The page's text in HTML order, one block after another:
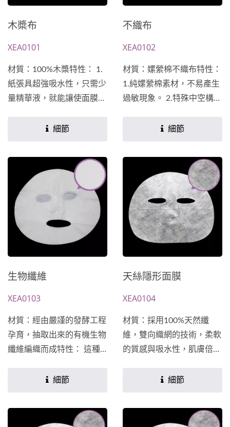
木槳布
XEA0101
材質：100%木槳特性： 1.
紙張具超強吸水性，只需少
量精華液，就能讓使面膜布
細節
不織布
XEA0102
材質：嫘縈棉不織布特性：
1.純嫘縈棉素材，不易產生
過敏現象。 2.特殊中空構造
細節
生物纖維
XEA0103
材質：經由嚴謹的發酵工程
孕育，抽取出來的有機生物
纖維編織而成特性： 這種
分通過，柔軟而具有絕佳韌
性，膚感獨特，並且呈現透
光感，為近年來新型高等面
細節
天絲隱形面膜
XEA0104
材質：採用100%天然纖
維，雙向織網的技術，柔軟
的質感與吸水性，肌膚倍感
細節